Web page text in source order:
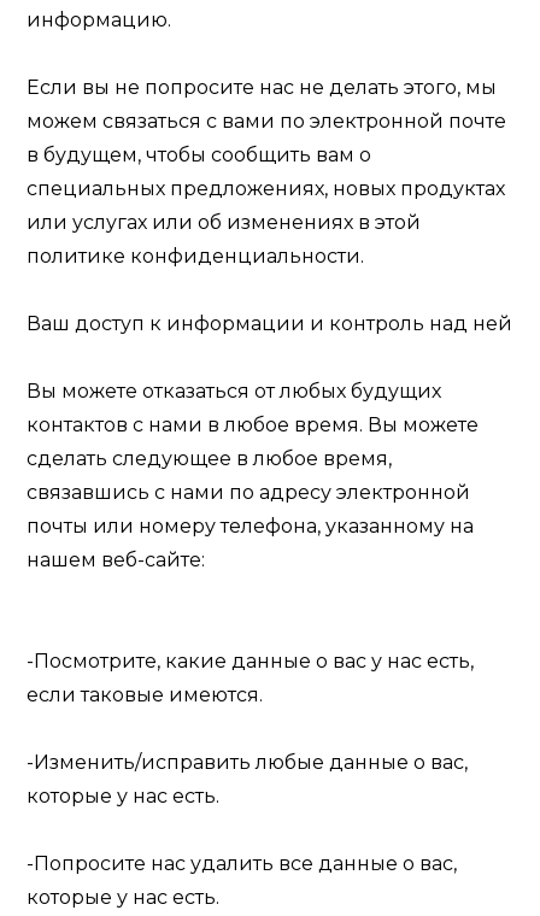
информацию.
Если вы не попросите нас не делать этого, мы
можем связаться с вами по электронной почте
в будущем, чтобы сообщить вам о
специальных предложениях, новых продуктах
или услугах или об изменениях в этой
политике конфиденциальности.
Ваш доступ к информации и контроль над ней
Вы можете отказаться от любых будущих
контактов с нами в любое время. Вы можете
сделать следующее в любое время,
связавшись с нами по адресу электронной
почты или номеру телефона, указанному на
нашем веб-сайте:
-Посмотрите, какие данные о вас у нас есть,
если таковые имеются.
-Изменить/исправить любые данные о вас,
которые у нас есть.
-Попросите нас удалить все данные о вас,
которые у нас есть.